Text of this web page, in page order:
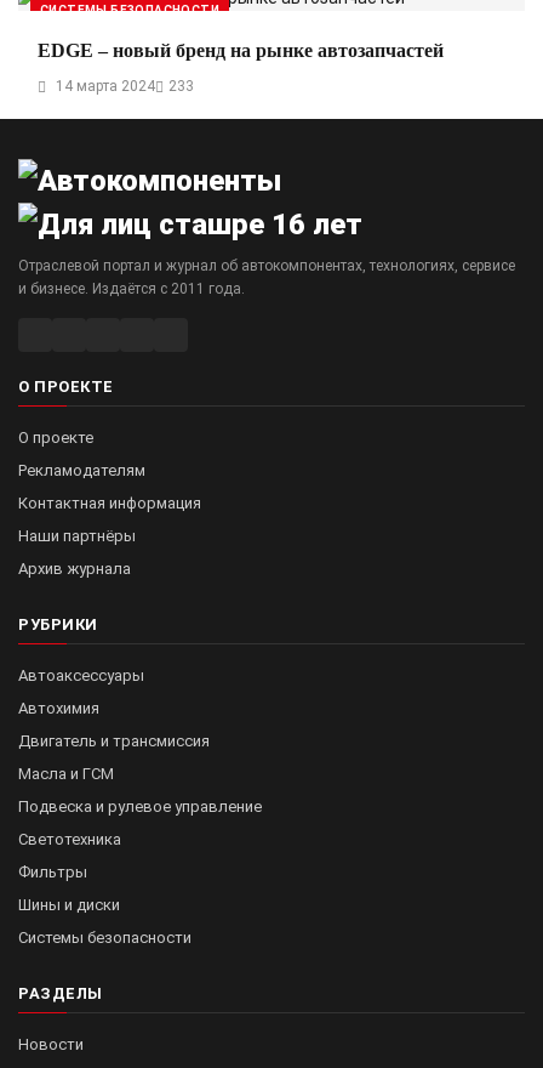
СИСТЕМЫ БЕЗОПАСНОСТИ
EDGE – новый бренд на рынке автозапчастей
14 марта 2024 233
Отраслевой портал и журнал об автокомпонентах, технологиях, сервисе
и бизнесе. Издаётся с 2011 года.
О ПРОЕКТЕ
О проекте
Рекламодателям
Контактная информация
Наши партнёры
Архив журнала
РУБРИКИ
Автоаксессуары
Автохимия
Двигатель и трансмиссия
Масла и ГСМ
Подвеска и рулевое управление
Светотехника
Фильтры
Шины и диски
Системы безопасности
РАЗДЕЛЫ
Новости